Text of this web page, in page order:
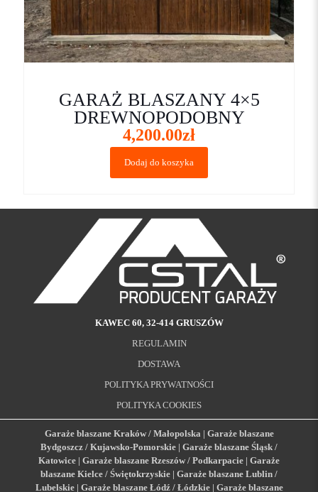
GARAŻ BLASZANY 4×5
DREWNOPODOBNY
4,200.00zł
Dodaj do koszyka
KAWEC 60, 32-414 GRUSZÓW
REGULAMIN
DOSTAWA
POLITYKA PRYWATNOŚCI
POLITYKA COOKIES
Garaże blaszane Kraków / Małopolska | Garaże blaszane
Bydgoszcz / Kujawsko-Pomorskie | Garaże blaszane Śląsk /
Katowice | Garaże blaszane Rzeszów / Podkarpacie | Garaże
blaszane Kielce / Świętokrzyskie | Garaże blaszane Lublin /
Lubelskie| Garaże blaszane Łódź / Łódzkie | Garaże blaszane